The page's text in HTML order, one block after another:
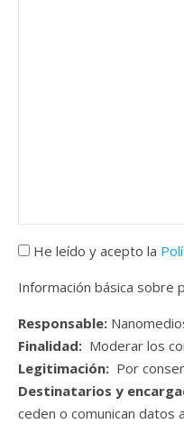
He leído y acepto la
Información básica sobre
Responsable:
Finalidad: Moderar los
Legitimación: Por
Destinatarios y
ceden o comunican